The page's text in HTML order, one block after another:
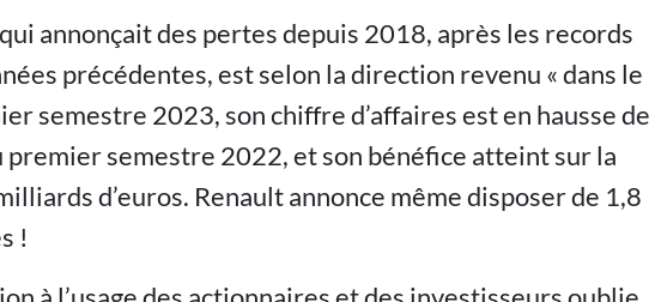
annonçait des pertes depuis 2018, après les records
précédentes, est selon la direction revenu « dans le
semestre 2023, son chiffre d’affaires est en hausse de
premier semestre 2022, et son bénéfice atteint sur la
d’euros. Renault annonce même disposer de 1,8
!